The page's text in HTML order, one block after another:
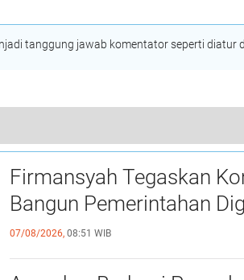
Diduga Tutup Mata
tanggung jawab komentator seperti diatur
BP Batam Hentikan Aktifitas
Firmansyah Tegaskan
Bangun Pemerintahan
07/08/2026, 08:51 WIB